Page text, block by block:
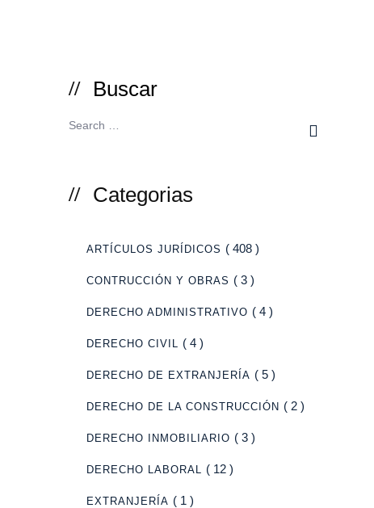
Buscar
Categorias
ARTÍCULOS JURÍDICOS ( 408 )
CONTRUCCIÓN Y OBRAS ( 3 )
DERECHO ADMINISTRATIVO ( 4 )
DERECHO CIVIL ( 4 )
DERECHO DE EXTRANJERÍA ( 5 )
DERECHO DE LA CONSTRUCCIÓN ( 2 )
DERECHO INMOBILIARIO ( 3 )
DERECHO LABORAL ( 12 )
EXTRANJERÍA ( 1 )